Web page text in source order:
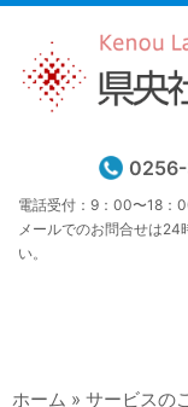
電話受付：9：00〜18：
メールでのお問合せは24
い。
ホーム » サービスの
HOME